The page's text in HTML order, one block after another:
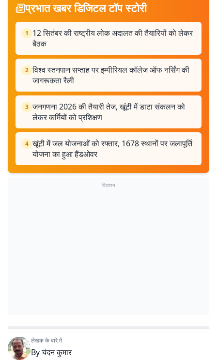
प्रभात खबर डिजिटल टॉप स्टोरी
1
12 सितंबर की राष्ट्रीय लोक अदालत की तैयारियों को लेकर
बैठक
2 विश्व स्तनपान सप्ताह पर इम्पीरियल कॉलेज ऑफ नर्सिंग की
जागरूकता रैली
3 जनगणना 2026 की तैयारी तेज, खूंटी में डाटा संकलन को
लेकर कर्मियों को प्रशिक्षण
4 खूंटी में जल योजनाओं को रफ्तार, 1678 स्थानों पर जलापूर्ति
योजना का हुआ हैंडओवर
विज्ञापन
लेखक के बारे में
Byचंदन कुमार